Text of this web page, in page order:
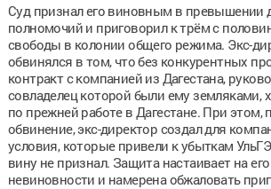
Суд признал его виновным в превышении
полномочий и приговорил к трём с
свободы в колонии общего режима. Экс-
обвинялся в том, что без конкурентных
контракт с компанией из Дагестана,
совладелец которой были ему
по прежней работе в Дагестане. При этом,
обвинение, экс-директор создал для
условия, которые привели к убыткам
вину не признал. Защита настаивает на
невиновности и намерена обжаловать